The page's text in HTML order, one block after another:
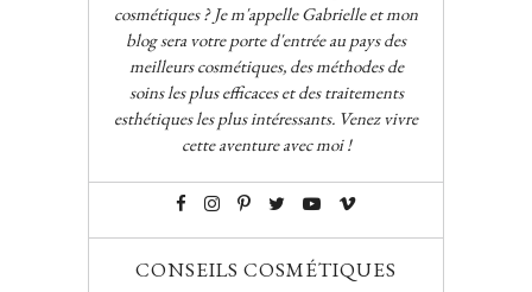
cosmétiques ? Je m'appelle Gabrielle et mon
blog sera votre porte d'entrée au pays des
meilleurs cosmétiques, des méthodes de
soins les plus efficaces et des traitements
esthétiques les plus intéressants. Venez vivre
cette aventure avec moi !
CONSEILS COSMÉTIQUES